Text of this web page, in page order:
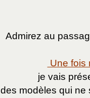
Admirez au
Une fois
je vais
des modèles qui ne